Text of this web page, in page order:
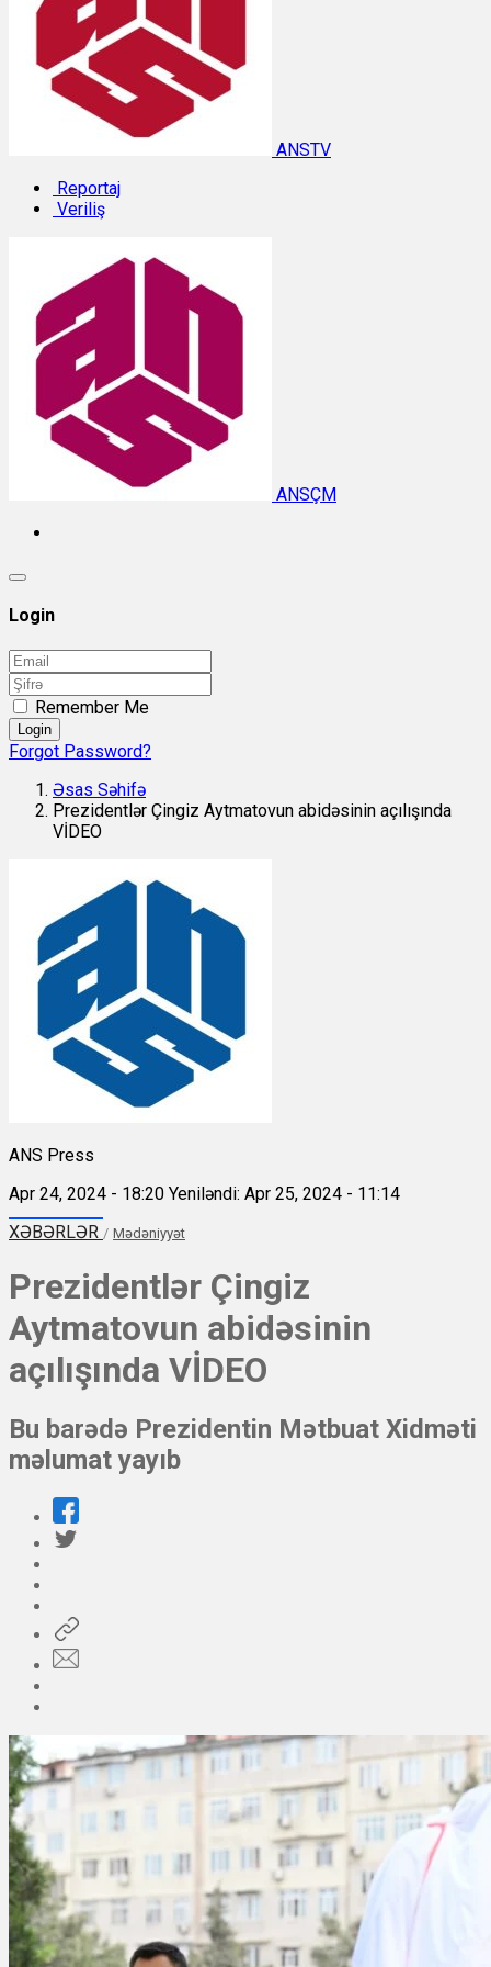
ANSTV
Reportaj
Veriliş
ANSÇM
Login
Remember Me
Login
Forgot Password?
Əsas Səhifə
Prezidentlər Çingiz Aytmatovun abidəsinin açılışında
VİDEO
ANS Press
Apr 24, 2024 - 18:20 Yeniləndi: Apr 25, 2024 - 11:14
XƏBƏRLƏR / Mədəniyyət
Prezidentlər Çingiz
Aytmatovun abidəsinin
açılışında VİDEO
Bu barədə Prezidentin Mətbuat Xidməti
məlumat yayıb